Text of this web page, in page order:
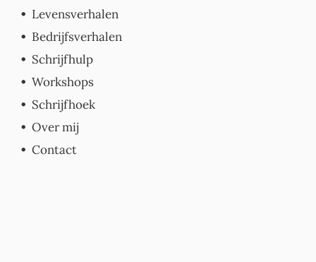
Levensverhalen
Bedrijfsverhalen
Schrijfhulp
Workshops
Schrijfhoek
Over mij
Contact